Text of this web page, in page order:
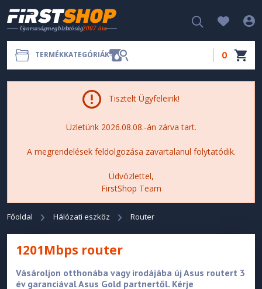
TERMÉKKATEGÓRIÁK 0
Tisztelt Ügyfeleink!
Üzletünk 2026.08.08.-án zárva tart.
A megrendelések feldolgozása zavartalanul folytatódik.
Üdvözlettel,
FirstShop Team
Főoldal Hálózati eszköz Router
1201Mbps router
Vásároljon otthonába vagy irodájába új Asus routert 3
év garanciával Asus Gold partnertől. Kérje